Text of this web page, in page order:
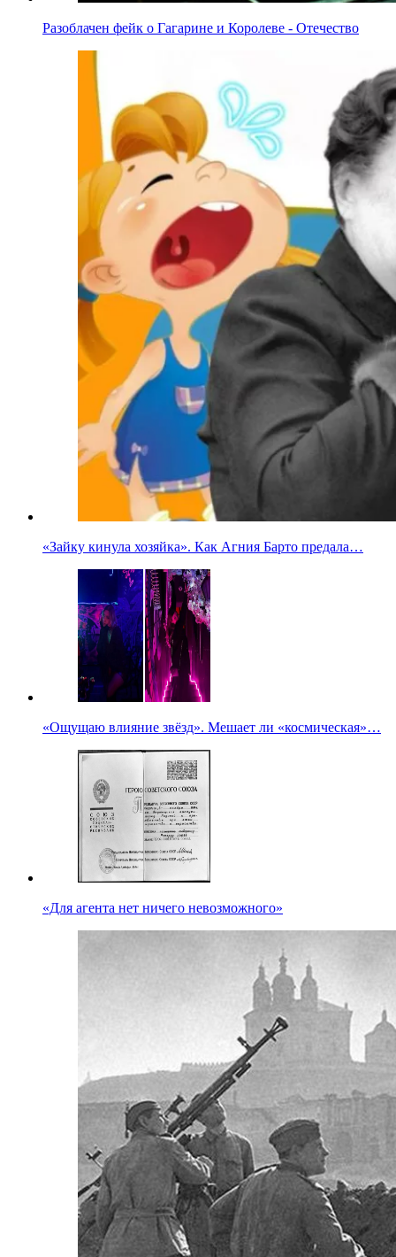
Разоблачен фейк о Гагарине и Королеве - Отечество
«Зайку кинула хозяйка». Как Агния Барто предала…
«Ощущаю влияние звёзд». Мешает ли «космическая»…
«Для агента нет ничего невозможного»